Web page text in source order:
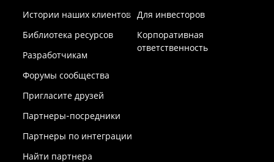
Истории наших клиентов
Библиотека ресурсов
Разработчикам
Форумы сообщества
Пригласите друзей
Партнеры-посредники
Партнеры по интеграции
Найти партнера
Для инвесторов
Корпоративная
ответственность